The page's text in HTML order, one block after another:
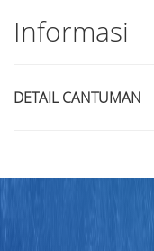
Informasi
DETAIL CANTUMAN